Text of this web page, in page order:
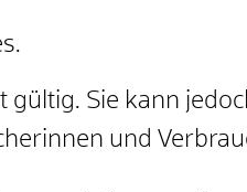
Sie kann
und